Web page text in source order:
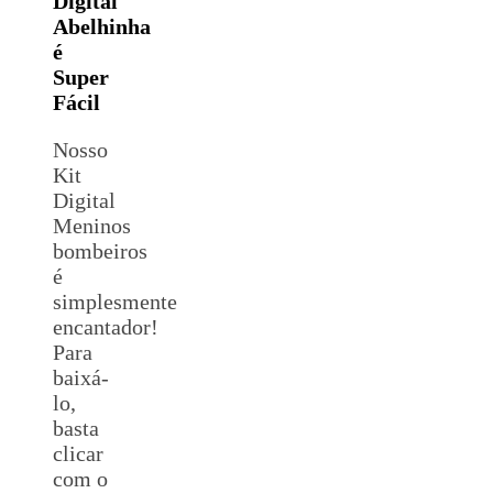
Abelhinha
é
Super
Fácil
Nosso
Kit
Digital
Meninos
bombeiros
é
simplesmente
encantador!
Para
baixá-
lo,
basta
clicar
com o